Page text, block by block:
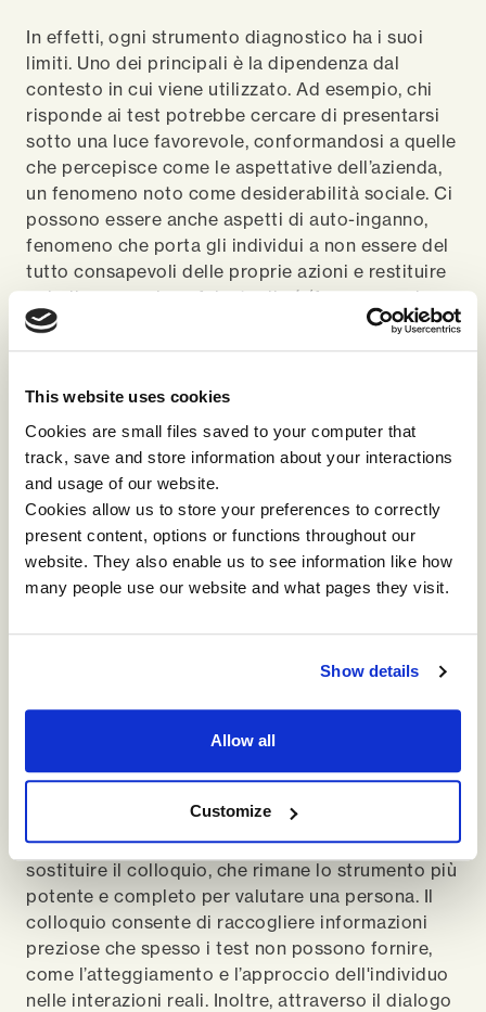
This website uses cookies
Cookies are small files saved to your computer that
track, save and store information about your interactions
and usage of our website.
Cookies allow us to store your preferences to correctly
present content, options or functions throughout our
website. They also enable us to see information like how
many people use our website and what pages they visit.
Show details
Allow all
Customize
In effetti, ogni strumento diagnostico ha i suoi
limiti. Uno dei principali è la dipendenza dal
contesto in cui viene utilizzato. Ad esempio, chi
risponde ai test potrebbe cercare di presentarsi
sotto una luce favorevole, conformandosi a quelle
che percepisce come le aspettative dell’azienda,
un fenomeno noto come desiderabilità sociale. Ci
possono essere anche aspetti di auto-inganno,
fenomeno che porta gli individui a non essere del
tutto consapevoli delle proprie azioni e restituire
quindi una versione falsata di sé (fenomeno che
può essere rilevante nei questionari auto-
descrittivi).
fondamentale che i test siano gestiti da
professionisti esperti e che siano sempre integrati
con colloqui individuali. Questo approfondimento
permette di ottenere una visione più completa e
precisa della persona. Un errore comune è
pensare che i test possano funzionare da soli,
senza un adeguato supporto. In realtà la
Quindi, è corretto affermare che i test da soli
una persona?
Esattamente. I test diagnostici non possono
sostituire il colloquio, che rimane lo strumento più
potente e completo per valutare una persona. Il
colloquio consente di raccogliere informazioni
preziose che spesso i test non possono fornire,
come l’atteggiamento e l’approccio dell'individuo
nelle interazioni reali. Inoltre, attraverso il dialogo